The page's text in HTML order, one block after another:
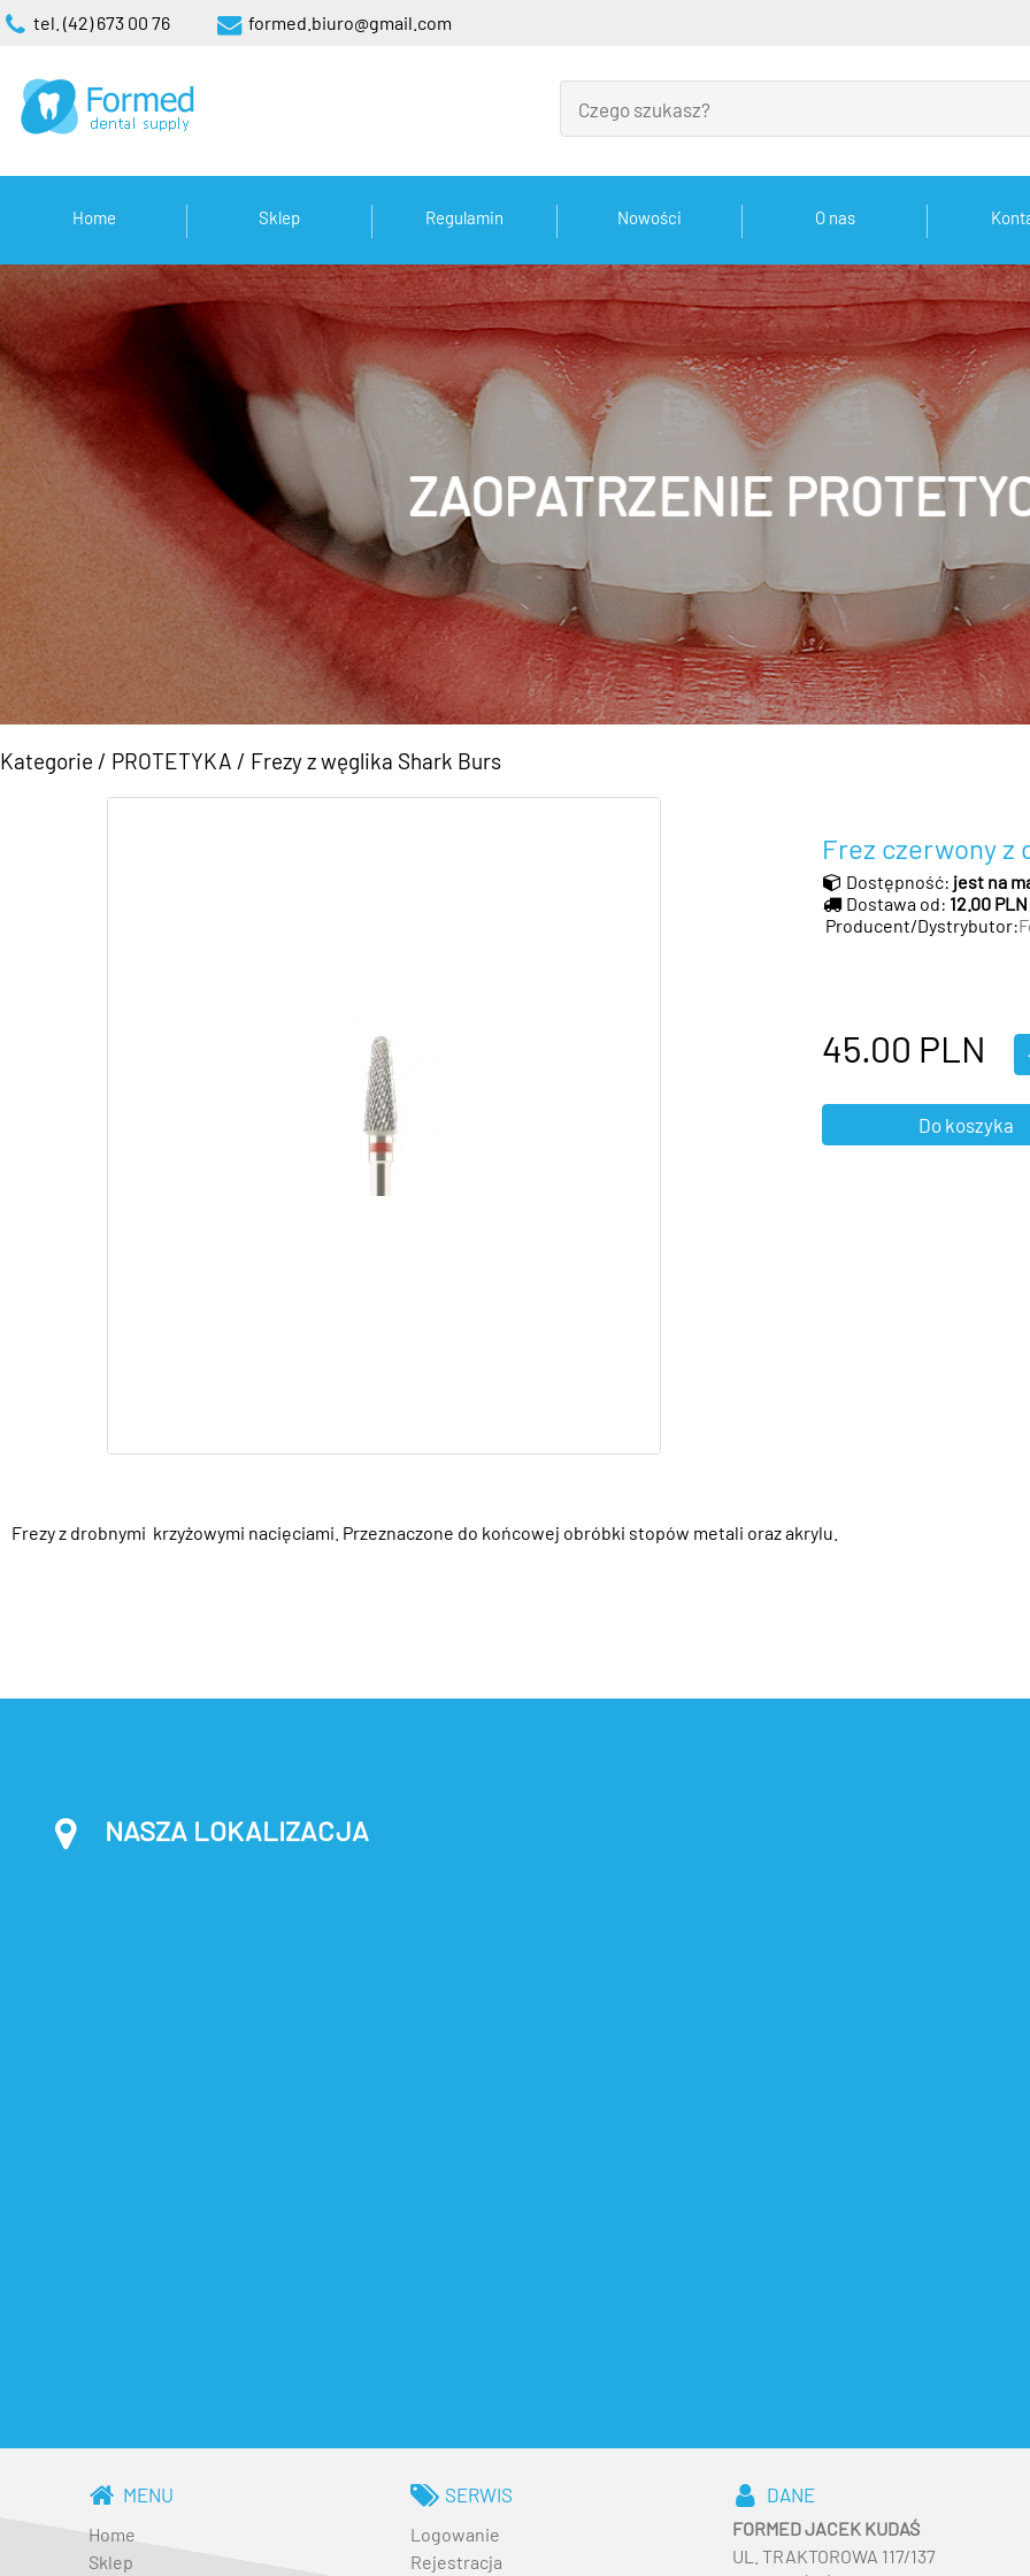
tel. (42) 673 00 76 formed.biuro@gmail.com
Home Sklep Regulamin Nowości O nas
ZAOPATRZENIE
Kategorie / PROTETYKA / Frezy z węglika Shark Burs
Frez czerwony z
Dostępność: jest na
Dostawa od: 12.00 PLN
Producent/Dystrybutor:
45.00 PLN
Frezy z drobnymi krzyżowymi nacięciami. Przeznaczone do końcowej obróbki stopów metali oraz akrylu.
NASZA LOKALIZACJA
MENU
Home
Sklep
SERWIS
Logowanie
Rejestracja
DANE
FORMED JACEK KUDAŚ
UL. TRAKTOROWA 117/137